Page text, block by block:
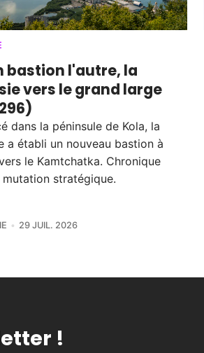
bastion l'autre, la
vers le grand large
dans la péninsule de Kola, la
a établi un nouveau bastion à
le Kamtchatka. Chronique
mutation stratégique.
29 JUIL. 2026
!